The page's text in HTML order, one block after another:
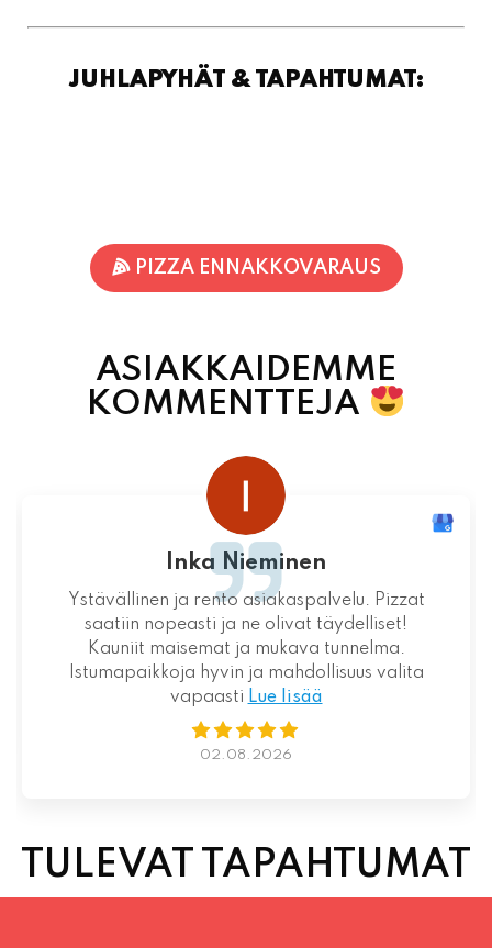
JUHLAPYHÄT & TAPAHTUMAT:
PIZZA ENNAKKOVARAUS
ASIAKKAIDEMME
KOMMENTTEJA
Inka Nieminen
Ystävällinen ja rento asiakaspalvelu. Pizzat
saatiin nopeasti ja ne olivat täydelliset!
Kauniit maisemat ja mukava tunnelma.
Istumapaikkoja hyvin ja mahdollisuus valita
vapaasti Lue lisää
02.08.2026
TULEVAT TAPAHTUMAT